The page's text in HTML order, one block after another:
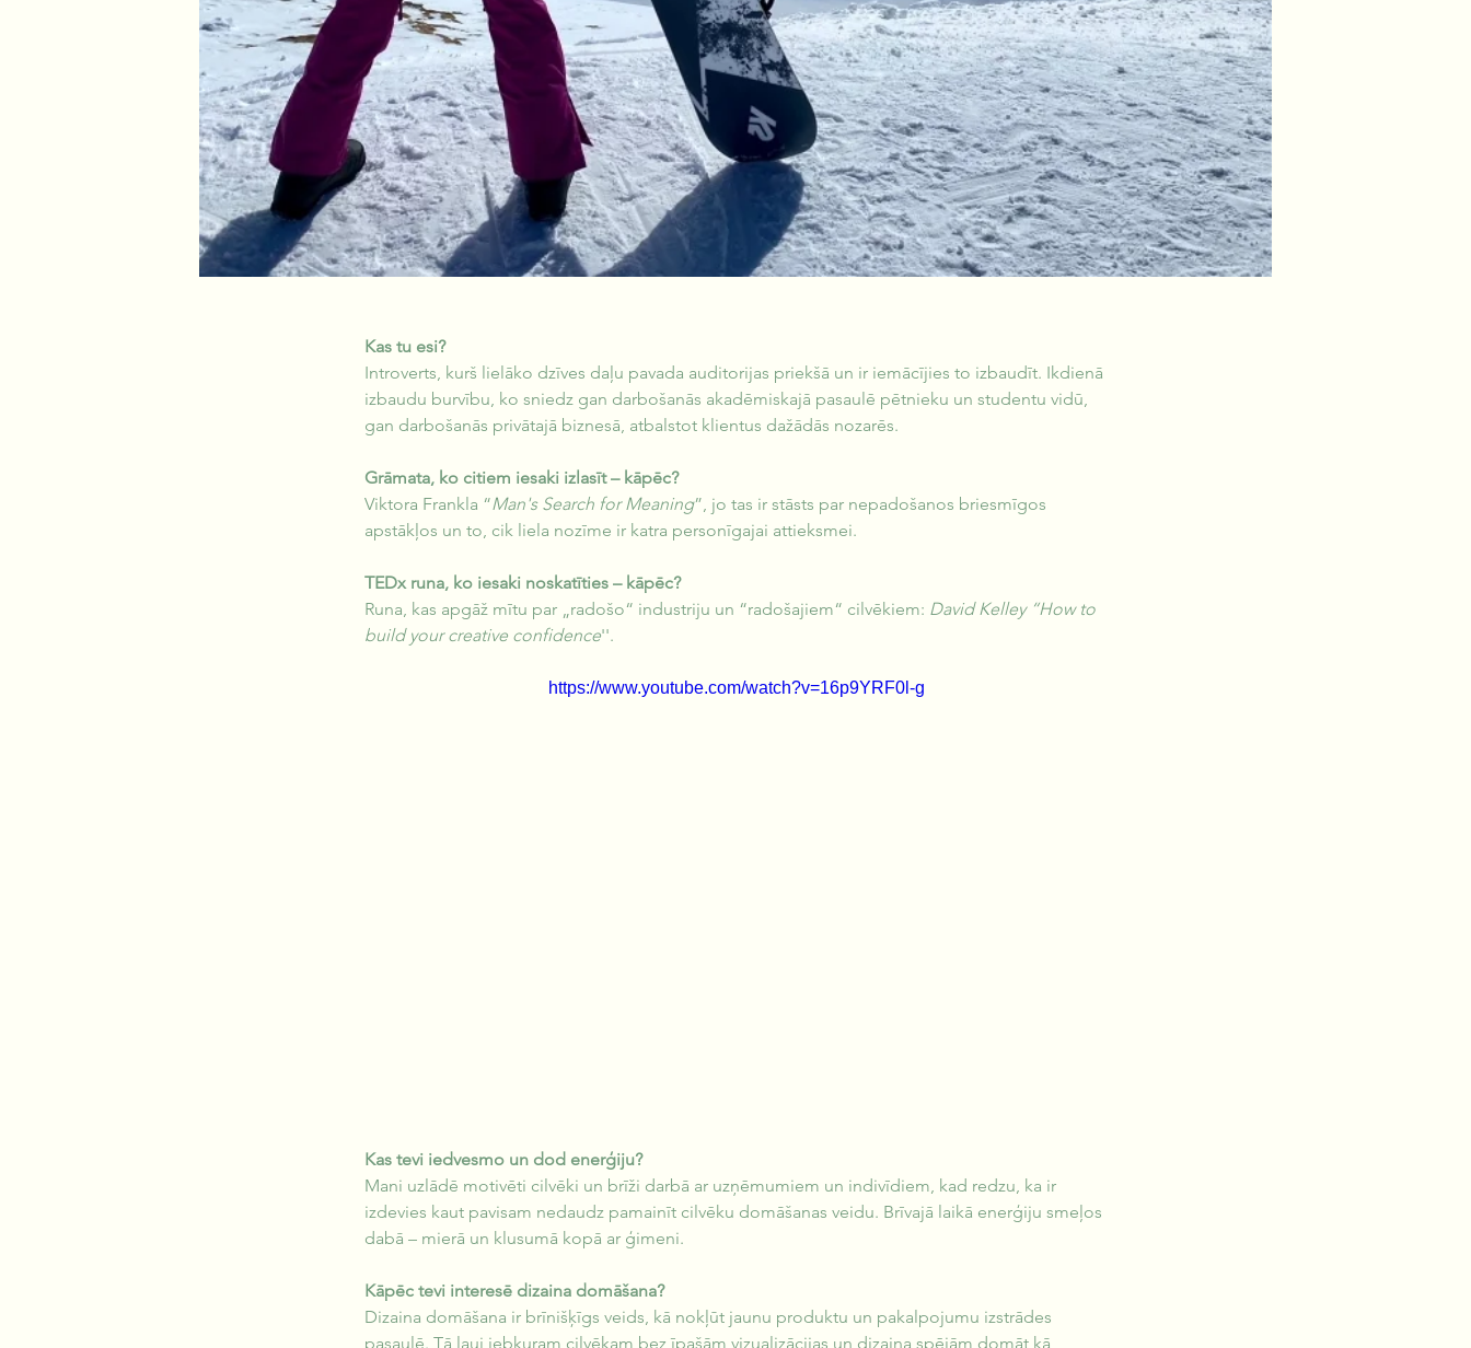
Kas tu esi?
Introverts, kurš lielāko dzīves daļu pavada auditorijas priekšā un ir iemācījies to izbaudīt. Ikdienā
izbaudu burvību, ko sniedz gan darbošanās akadēmiskajā pasaulē pētnieku un studentu vidū,
gan darbošanās privātajā biznesā, atbalstot klientus dažādās nozarēs.
Grāmata, ko citiem iesaki izlasīt – kāpēc?
Viktora Frankla “Man's Search for Meaning”, jo tas ir stāsts par nepadošanos briesmīgos
apstākļos un to, cik liela nozīme ir katra personīgajai attieksmei.
TEDx runa, ko iesaki noskatīties – kāpēc?
Runa, kas apgāž mītu par „radošo“ industriju un “radošajiem“ cilvēkiem: David Kelley “How to
build your creative confidence''.
https://www.youtube.com/watch?v=16p9YRF0l-g
Kas tevi iedvesmo un dod enerģiju?
Mani uzlādē motivēti cilvēki un brīži darbā ar uzņēmumiem un indivīdiem, kad redzu, ka ir
izdevies kaut pavisam nedaudz pamainīt cilvēku domāšanas veidu. Brīvajā laikā enerģiju smeļos
dabā – mierā un klusumā kopā ar ģimeni.
Kāpēc tevi interesē dizaina domāšana?
Dizaina domāšana ir brīnišķīgs veids, kā nokļūt jaunu produktu un pakalpojumu izstrādes
pasaulē. Tā ļauj jebkuram cilvēkam bez īpašām vizualizācijas un dizaina spējām domāt kā